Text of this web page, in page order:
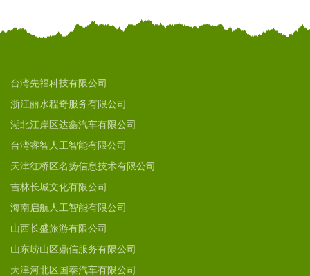
台湾先福科技有限公司
浙江丽水程奇服务有限公司
湖北江岸区达鑫汽车有限公司
台湾睿智人工智能有限公司
天津红桥区名扬信息技术有限公司
吉林长城文化有限公司
海南启航人工智能有限公司
山西长盛旅游有限公司
山东崂山区鼎信服务有限公司
天津河北区国泰汽车有限公司